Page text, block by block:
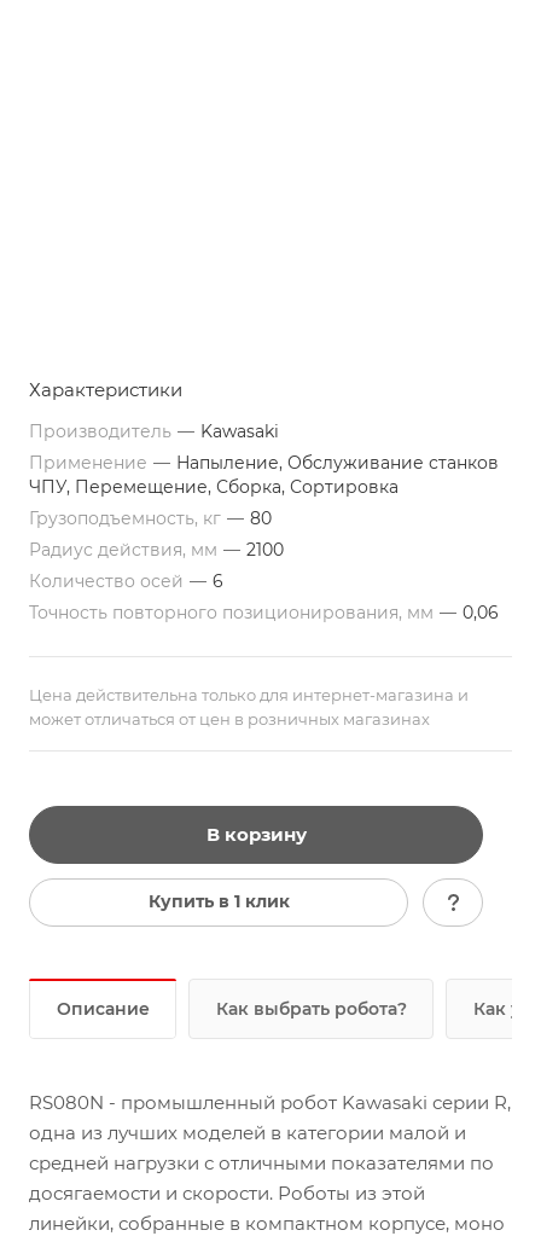
Характеристики
Производитель — Kawasaki
Применение — Напыление, Обслуживание станков
ЧПУ, Перемещение, Сборка, Сортировка
Грузоподъемность, кг — 80
Радиус действия, мм — 2100
Количество осей — 6
Точность повторного позиционирования, мм — 0,06
Цена действительна только для интернет-магазина и
может отличаться от цен в розничных магазинах
В корзину
Купить в 1 клик
Описание Как выбрать робота? Как
RS080N - промышленный робот Kawasaki серии R,
одна из лучших моделей в категории малой и
средней нагрузки с отличными показателями по
досягаемости и скорости. Роботы из этой
линейки, собранные в компактном корпусе, моно